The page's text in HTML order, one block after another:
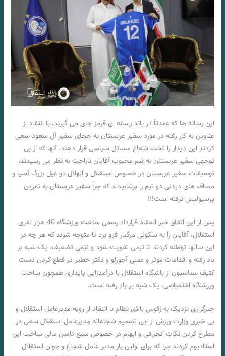
این رسانه ها که عمدتاً در باند رسانه ای قرمز جای می گیرند، با انتقاد از
عناوین به کار رفته در مورد سفیر عربستان به ججای سفیر آل سعود سعی
کردند این دیدار را تحت شعاع مسائل سیاسی قرار دهند. آنها که از بی
توجهی سفیر عربستان به تیم محبوب آقایان ناراحت به نظر می رسیدند،
توصیفات سفیر عربستان در خصوص استقلال و الهلال دو غول بزرگ آسیا و
مصاف های دیدنی دو تیم را برنتابیدند که چرا سفیر عربستان به تمرین
پرسپولیس نرفته است!!!
پس از این اتفاق خبر انعقاد قرارداد رسمی ساخت ورزشگاه 40 هزار نفری
استقلال، آقایان را به سکوتی مرگبار فرو برد تا متوجه شوند که هر چه در
این سالها توطئه کردند تا تیمی تقویت شود و تیمی تضعیف، یک شبه بر
باد رفته و اقدامات موثر و عملی آجورلو و دکتر خطیر در قطع کردن دست
کثیف سیاسیون از باشگاه استقلال با درآمدزایی پایداری همچون ساخت
ورزشگاه اختصاصی، یک شبه بر باد رفته است.
خبرگزاری نزدیک به رئوس بالای نظام با انتقاد از رویه مدیرعامل استقلال و
بی خبری وزارت ورزش از این تصمیم شجاعانه مدیرعامل استقلال سعی در
مطرح کردن نکات انحرافی و ابهام در خصوص منبع تامین مالی ساخت این
استادیوم کردند چرا که برای اولین بار مدیر عامل شجاع و جوان استقلال